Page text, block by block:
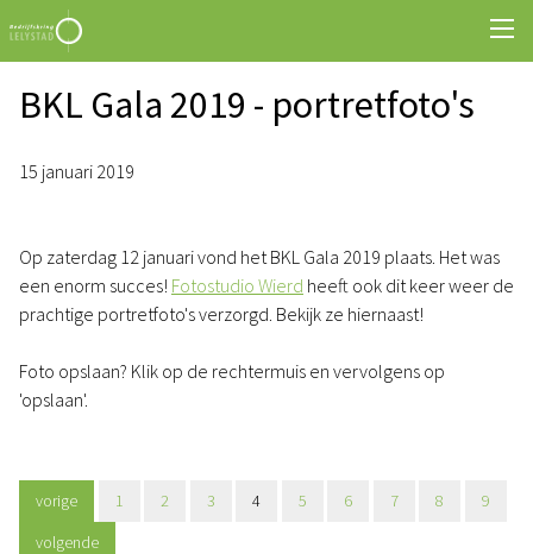
BKL Gala 2019 - portretfoto's
15 januari 2019
Op zaterdag 12 januari vond het BKL Gala 2019 plaats. Het was
een enorm succes! Fotostudio Wierd heeft ook dit keer weer de
prachtige portretfoto's verzorgd. Bekijk ze hiernaast!
Foto opslaan? Klik op de rechtermuis en vervolgens op
'opslaan'.
vorige 1 2 3 4 5 6 7 8
9
volgende